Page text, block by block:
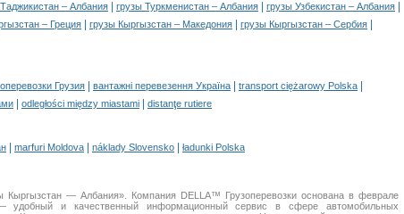
– Албания грузы Туркменистан – Албания грузы Узбекистан – Албания
– Греция грузы Кыргызстан – Македония грузы Кыргызстан – Сербия
Грузия вантажні перевезення Україна transport ciężarowy Polska
odległości między miastami distanţe rutiere
marfuri Moldova náklady Slovensko ładunki Polska
Кыргызстан — Албания». Компания DELLA™ Грузоперевозки основана в феврале
и качественный информационный сервис в сфере автомобильных